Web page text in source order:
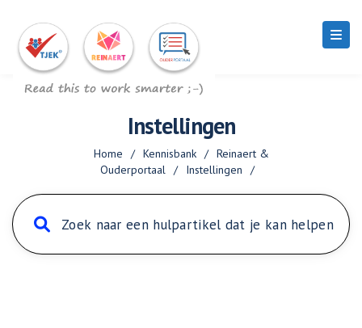
Instellingen
Home / Kennisbank / Reinaert &
Ouderportaal / Instellingen /